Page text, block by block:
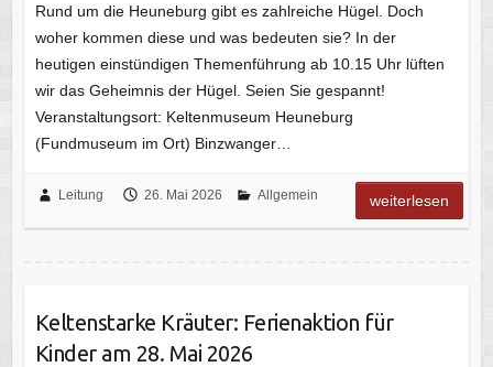
Rund um die Heuneburg gibt es zahlreiche Hügel. Doch
woher kommen diese und was bedeuten sie? In der
heutigen einstündigen Themenführung ab 10.15 Uhr lüften
wir das Geheimnis der Hügel. Seien Sie gespannt!
Veranstaltungsort: Keltenmuseum Heuneburg
(Fundmuseum im Ort) Binzwanger…
Leitung 26. Mai 2026 Allgemein weiterlesen
Keltenstarke Kräuter: Ferienaktion für
Kinder am 28. Mai 2026